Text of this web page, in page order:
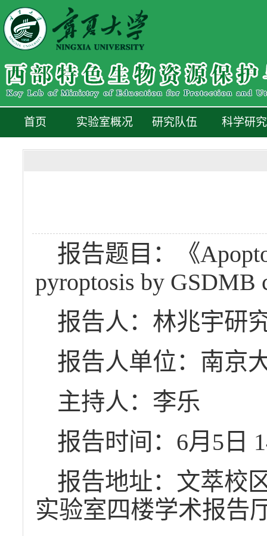
首页 实验室概况 研究队伍 科学研究
报告题目：《
pyroptosis by GSDMB
报告人：林兆宇研
报告人单位：南京
主持人：李乐
报告时间：6月5日
报告地址：文萃校
实验室四楼学术报告